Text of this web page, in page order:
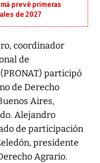
prevé primeras
de 2027
coordinador
de
participó
de Derecho
Aires,
Alejandro
de participación
presidente
Agrario.